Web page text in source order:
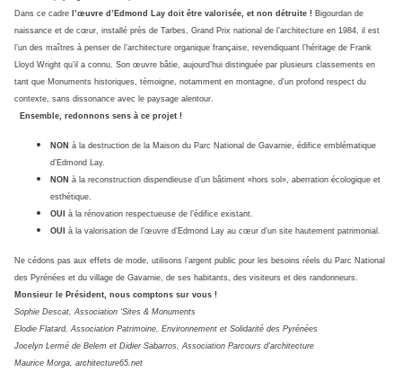
Dans ce cadre l’œuvre d’Edmond Lay doit être valorisée, et non détruite ! Bigourdan de
naissance et de cœur, installé près de Tarbes, Grand Prix national de l’architecture en 1984, il est
l’un des maîtres à penser de l’architecture organique française, revendiquant l’héritage de Frank
Lloyd Wright qu’il a connu. Son œuvre bâtie, aujourd’hui distinguée par plusieurs classements en
tant que Monuments historiques, témoigne, notamment en montagne, d’un profond respect du
contexte, sans dissonance avec le paysage alentour.
Ensemble, redonnons sens à ce projet !
NON à la destruction de la Maison du Parc National de Gavarnie, édifice emblématique
d’Edmond Lay.
NON à la reconstruction dispendieuse d’un bâtiment «hors sol», aberration écologique et
esthétique.
OUI
à la rénovation respectueuse de l’édifice existant.
OUI
à la valorisation de l’œuvre d’Edmond Lay au cœur d’un site hautement patrimonial.
Ne cédons pas aux effets de mode, utilisons l’argent public pour les besoins réels du Parc National
des Pyrénées et du village de Gavarnie, de ses habitants, des visiteurs et des randonneurs.
Monsieur le Président, nous comptons sur vous !
Sophie Descat, Association ‘Sites & Monuments
Elodie Flatard, Association Patrimoine, Environnement et Solidarité des Pyrénées
Jocelyn Lermé de Belem et Didier Sabarros, Association Parcours d’architecture
Maurice Morga, architecture65.net